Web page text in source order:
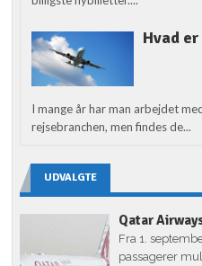
Hvad
I mange år har man arbejdet
rejsebranchen, men findes de...
UDVALGTE
Qatar
Fra 1.
passagerer